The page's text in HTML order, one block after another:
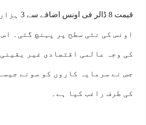
اونس کی نئی سطح پر پہنچ گئی۔
کی وجہ عالمی اقتصادی غیر
جس نے سرمایہ کاروں کو سونے
کی طرف راغب کیا ہے۔